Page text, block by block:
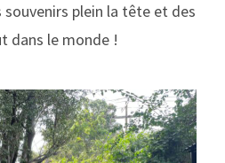
souvenirs plein la tête et des
dans le monde !